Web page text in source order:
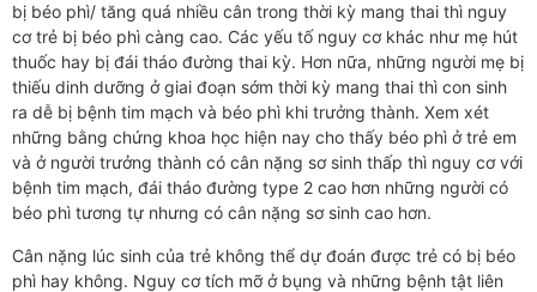
bị béo phì/ tăng quá nhiều cân trong thời kỳ mang thai thì nguy
cơ trẻ bị béo phì càng cao. Các yếu tố nguy cơ khác như mẹ hút
thuốc hay bị đái tháo đường thai kỳ. Hơn nữa, những người mẹ bị
thiếu dinh dưỡng ở giai đoạn sớm thời kỳ mang thai thì con sinh
ra dễ bị bệnh tim mạch và béo phì khi trưởng thành. Xem xét
những bằng chứng khoa học hiện nay cho thấy béo phì ở trẻ em
và ở người trưởng thành có cân nặng sơ sinh thấp thì nguy cơ với
bệnh tim mạch, đái tháo đường type 2 cao hơn những người có
béo phì tương tự nhưng có cân nặng sơ sinh cao hơn.
Cân nặng lúc sinh của trẻ không thể dự đoán được trẻ có bị béo
phì hay không. Nguy cơ tích mỡ ở bụng và những bệnh tật liên